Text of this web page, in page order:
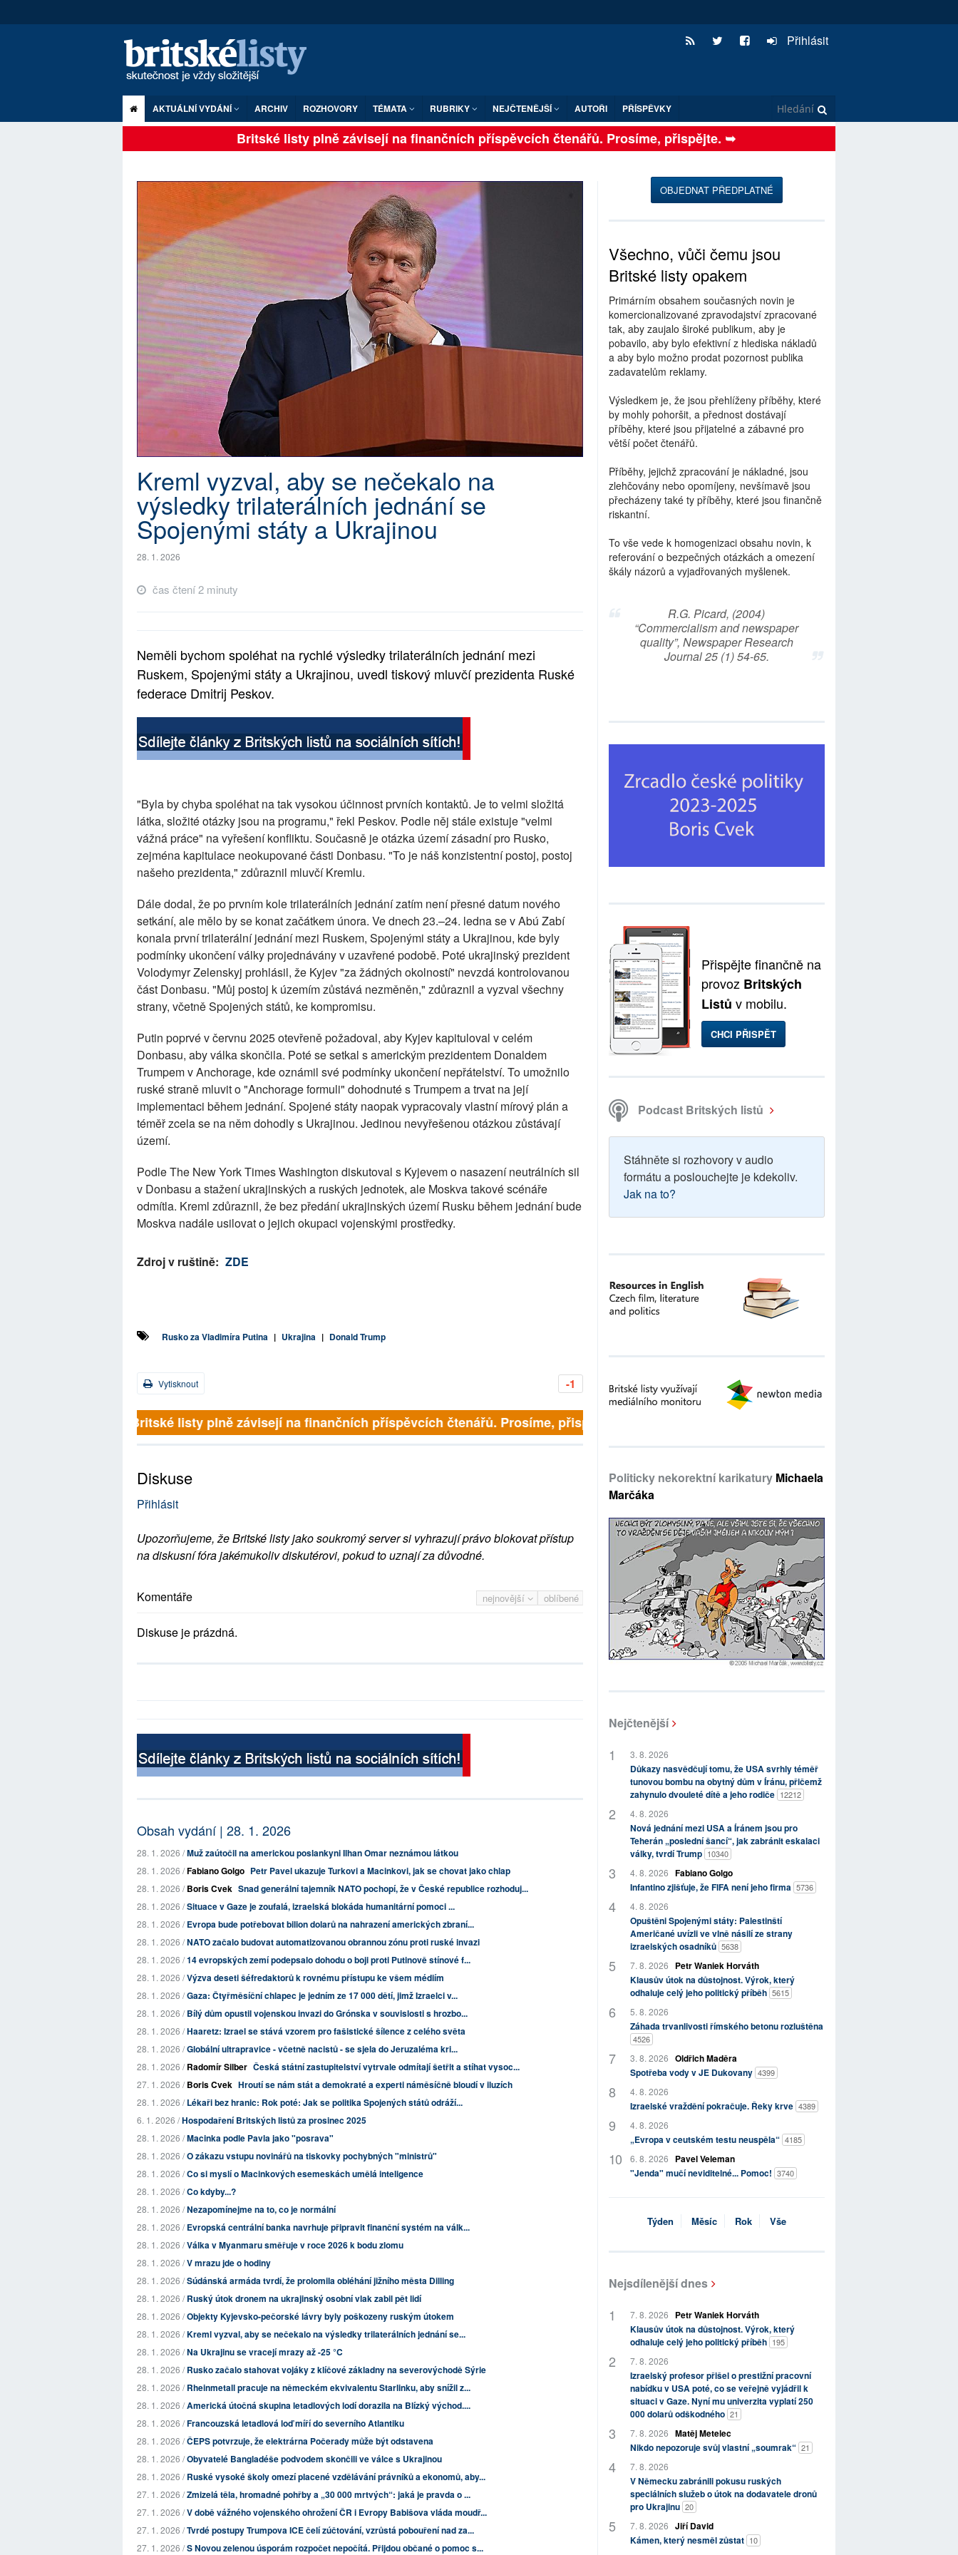
Přihlásit
AKTUÁLNÍ VYDÁNÍ ARCHIV ROZHOVORY TÉMATA RUBRIKY NEJČTENĚJŠÍ AUTOŘI PŘÍSPĚVKY
Britské listy plně závisejí na finančních příspěvcích čtenářů. Prosíme, přispějte. ➥
Kreml vyzval, aby se nečekalo na
výsledky trilaterálních jednání se
Spojenými státy a Ukrajinou
28. 1. 2026
čas čtení 2 minuty
Neměli bychom spoléhat na rychlé výsledky trilaterálních jednání mezi
Ruskem, Spojenými státy a Ukrajinou, uvedl tiskový mluvčí prezidenta Ruské
federace Dmitrij Peskov.
"Byla by chyba spoléhat na tak vysokou účinnost prvních kontaktů. Je to velmi složitá
látka, složité otázky jsou na programu," řekl Peskov. Podle něj stále existuje "velmi
vážná práce" na vyřešení konfliktu. Současně je otázka území zásadní pro Rusko,
zejména kapitulace neokupované části Donbasu. "To je náš konzistentní postoj, postoj
našeho prezidenta," zdůraznil mluvčí Kremlu.
Dále dodal, že po prvním kole trilaterálních jednání zatím není přesné datum nového
setkání, ale mělo by se konat začátkem února. Ve dnech 23.–24. ledna se v Abú Zabí
konala první trilaterální jednání mezi Ruskem, Spojenými státy a Ukrajinou, kde byly
podmínky ukončení války projednávány v uzavřené podobě. Poté ukrajinský prezident
Volodymyr Zelenskyj prohlásil, že Kyjev "za žádných okolností" nevzdá kontrolovanou
část Donbasu. "Můj postoj k územím zůstává nezměněn," zdůraznil a vyzval všechny
strany, včetně Spojených států, ke kompromisu.
Putin poprvé v červnu 2025 otevřeně požadoval, aby Kyjev kapituloval v celém
Donbasu, aby válka skončila. Poté se setkal s americkým prezidentem Donaldem
Trumpem v Anchorage, kde oznámil své podmínky ukončení nepřátelství. To umožnilo
ruské straně mluvit o "Anchorage formuli" dohodnuté s Trumpem a trvat na její
implementaci během jednání. Spojené státy naopak vypracovaly vlastní mírový plán a
téměř zcela se na něm dohodly s Ukrajinou. Jedinou nevyřešenou otázkou zůstávají
území.
Podle The New York Times Washington diskutoval s Kyjevem o nasazení neutrálních sil
v Donbasu a stažení ukrajinských a ruských jednotek, ale Moskva takové scénáře
odmítla. Kreml zdůraznil, že bez předání ukrajinských území Rusku během jednání bude
Moskva nadále usilovat o jejich okupaci vojenskými prostředky.
Zdroj v ruštině: ZDE
Rusko za Vladimíra Putina | Ukrajina | Donald Trump
-1
Vytisknout
Britské listy plně závisejí na finančních příspěvcích čtenářů. Prosíme, přispějte. ➥
Diskuse
Přihlásit
Upozorňujeme, že Britské listy jako soukromý server si vyhrazují právo blokovat přístup
na diskusní fóra jakémukoliv diskutérovi, pokud to uznají za důvodné.
nejnovější oblíbené
Komentáře
Diskuse je prázdná.
Obsah vydání | 28. 1. 2026
28. 1. 2026 /Muž zaútočil na americkou poslankyni Ilhan Omar neznámou látkou
28. 1. 2026 /Fabiano Golgo Petr Pavel ukazuje Turkovi a Macinkovi, jak se chovat jako chlap
28. 1. 2026 /Boris Cvek Snad generální tajemník NATO pochopí, že v České republice rozhoduj...
28. 1. 2026 /Situace v Gaze je zoufalá, izraelská blokáda humanitární pomoci ...
28. 1. 2026 /Evropa bude potřebovat bilion dolarů na nahrazení amerických zbraní...
28. 1. 2026 /NATO začalo budovat automatizovanou obrannou zónu proti ruské invazi
28. 1. 2026 /14 evropských zemí podepsalo dohodu o boji proti Putinově stínové f...
28. 1. 2026 /Výzva deseti šéfredaktorů k rovnému přístupu ke všem médiím
28. 1. 2026 /Gaza: Čtyřměsíční chlapec je jedním ze 17 000 dětí, jimž Izraelci v...
28. 1. 2026 /Bílý dům opustil vojenskou invazi do Grónska v souvislosti s hrozbo...
28. 1. 2026 /Haaretz: Izrael se stává vzorem pro fašistické šílence z celého světa
28. 1. 2026 /Globální ultrapravice - včetně nacistů - se sjela do Jeruzaléma kri...
28. 1. 2026 /Radomír Silber Česká státní zastupitelství vytrvale odmítají šetřit a stíhat vysoc...
27. 1. 2026 /Boris Cvek Hroutí se nám stát a demokraté a experti náměsíčně bloudí v iluzích
28. 1. 2026 /Lékaři bez hranic: Rok poté: Jak se politika Spojených států odráží...
6. 1. 2026 /Hospodaření Britských listů za prosinec 2025
28. 1. 2026 /Macinka podle Pavla jako "posrava"
28. 1. 2026 /O zákazu vstupu novinářů na tiskovky pochybných "ministrů"
28. 1. 2026 /Co si myslí o Macinkových esemeskách umělá inteligence
28. 1. 2026 /Co kdyby...?
28. 1. 2026 /Nezapomínejme na to, co je normální
28. 1. 2026 /Evropská centrální banka navrhuje připravit finanční systém na válk...
28. 1. 2026 /Válka v Myanmaru směřuje v roce 2026 k bodu zlomu
28. 1. 2026 /V mrazu jde o hodiny
28. 1. 2026 /Súdánská armáda tvrdí, že prolomila obléhání jižního města Dilling
28. 1. 2026 /Ruský útok dronem na ukrajinský osobní vlak zabil pět lidí
28. 1. 2026 /Objekty Kyjevsko-pečorské lávry byly poškozeny ruským útokem
28. 1. 2026 /Kreml vyzval, aby se nečekalo na výsledky trilaterálních jednání se...
28. 1. 2026 /Na Ukrajinu se vracejí mrazy až -25 °C
28. 1. 2026 /Rusko začalo stahovat vojáky z klíčové základny na severovýchodě Sýrie
28. 1. 2026 /Rheinmetall pracuje na německém ekvivalentu Starlinku, aby snížil z...
28. 1. 2026 /Americká útočná skupina letadlových lodí dorazila na Blízký východ....
28. 1. 2026 /Francouzská letadlová loď míří do severního Atlantiku
28. 1. 2026 /ČEPS potvrzuje, že elektrárna Počerady může být odstavena
28. 1. 2026 /Obyvatelé Bangladéše podvodem skončili ve válce s Ukrajinou
28. 1. 2026 /Ruské vysoké školy omezí placené vzdělávání právníků a ekonomů, aby...
27. 1. 2026 /Zmizelá těla, hromadné pohřby a „30 000 mrtvých“: jaká je pravda o ...
27. 1. 2026 /V době vážného vojenského ohrožení ČR i Evropy Babišova vláda moudř...
27. 1. 2026 /Tvrdé postupy Trumpova ICE čelí zúčtování, vzrůstá pobouření nad za...
27. 1. 2026 /S Novou zelenou úsporám rozpočet nepočítá. Přijdou občané o pomoc s...
OBJEDNAT PŘEDPLATNÉ
Všechno, vůči čemu jsou
Britské listy opakem
Primárním obsahem současných novin je
komercionalizované zpravodajství zpracované
tak, aby zaujalo široké publikum, aby je
pobavilo, aby bylo efektivní z hlediska nákladů
a aby bylo možno prodat pozornost publika
zadavatelům reklamy.
Výsledkem je, že jsou přehlíženy příběhy, které
by mohly pohoršit, a přednost dostávají
příběhy, které jsou přijatelné a zábavné pro
větší počet čtenářů.
Příběhy, jejichž zpracování je nákladné, jsou
zlehčovány nebo opomíjeny, nevšímavě jsou
přecházeny také ty příběhy, které jsou finančně
riskantní.
To vše vede k homogenizaci obsahu novin, k
referování o bezpečných otázkách a omezení
škály názorů a vyjadřovaných myšlenek.
R.G. Picard, (2004)
“Commercialism and newspaper
quality”, Newspaper Research
Journal 25 (1) 54-65.
Přispějte finančně na
provoz Britských
Listů v mobilu.
CHCI PŘISPĚT
Podcast Britských listů
Stáhněte si rozhovory v audio
formátu a poslouchejte je kdekoliv.
Jak na to?
Politicky nekorektní karikatury Michaela
Marčáka
Nejčtenější
3. 8. 2026
Důkazy nasvědčují tomu, že USA svrhly téměř
tunovou bombu na obytný dům v Íránu, přičemž
zahynulo dvouleté dítě a jeho rodiče 12212
4. 8. 2026
Nová jednání mezi USA a Íránem jsou pro
Teherán „poslední šancí“, jak zabránit eskalaci
války, tvrdí Trump 10340
4. 8. 2026 Fabiano Golgo
Infantino zjišťuje, že FIFA není jeho firma 5736
4. 8. 2026
Opuštěni Spojenými státy: Palestinští
Američané uvízli ve vlně násilí ze strany
izraelských osadníků 5638
7. 8. 2026
Petr Waniek Horváth
Klausův útok na důstojnost. Výrok, který
odhaluje celý jeho politický příběh 5615
5. 8. 2026
Záhada trvanlivosti římského betonu rozluštěna
4526
3. 8. 2026 Oldřich Maděra
Spotřeba vody v JE Dukovany 4399
4. 8. 2026
Izraelské vraždění pokračuje. Řeky krve 4389
4. 8. 2026
„Evropa v ceutském testu neuspěla“ 4185
6. 8. 2026
Pavel Veleman
"Jenda" mučí neviditelné... Pomoc! 3740
Týden Měsíc Rok Vše
Nejsdílenější dnes
7. 8. 2026
Petr Waniek Horváth
Klausův útok na důstojnost. Výrok, který
odhaluje celý jeho politický příběh 195
7. 8. 2026
Izraelský profesor přišel o prestižní pracovní
nabídku v USA poté, co se veřejně vyjádřil k
situaci v Gaze. Nyní mu univerzita vyplatí 250
000 dolarů odškodného 21
7. 8. 2026 Matěj Metelec
Nikdo nepozoruje svůj vlastní „soumrak“ 21
7. 8. 2026
V Německu zabránili pokusu ruských
speciálních služeb o útok na dodavatele dronů
pro Ukrajinu 20
7. 8. 2026 Jiří David
Kámen, který nesměl zůstat 10